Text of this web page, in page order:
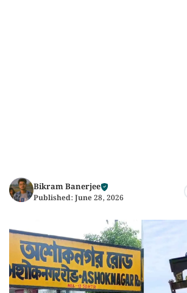
Bikram Banerjee
Published: June 28, 2026